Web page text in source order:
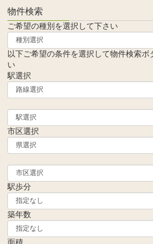
物件検索
ご希望の種別を選択して下さい
以下ご希望の条件を選択して物件検索ボ
い
駅選択
市区選択
駅歩分
築年数
面積